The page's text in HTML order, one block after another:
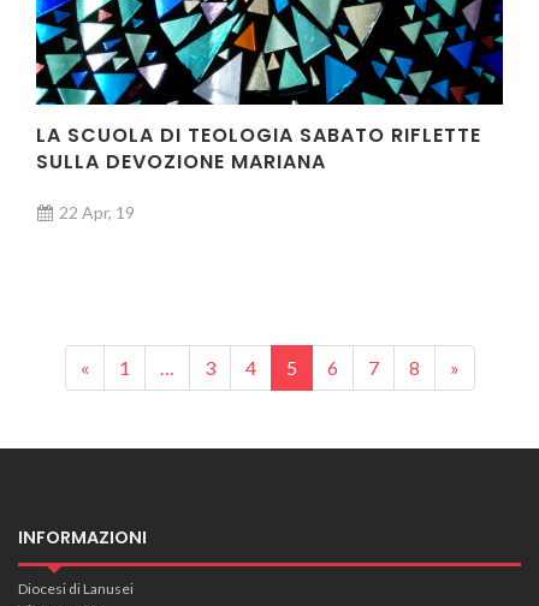
LA SCUOLA DI TEOLOGIA SABATO RIFLETTE
SULLA DEVOZIONE MARIANA
22 Apr, 19
Posts navigation
« 1 … 3 4 5 6 7 8 »
INFORMAZIONI
Diocesi di Lanusei